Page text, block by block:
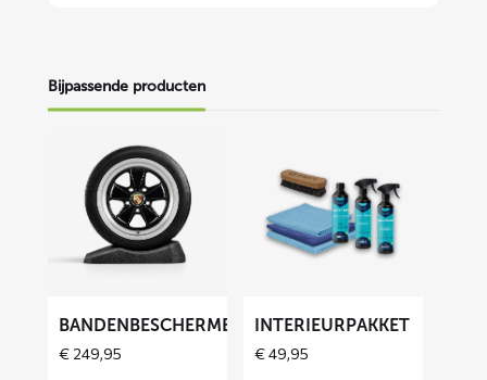
Bijpassende producten
Bandenbeschermers
BANDENBESCHERMERS
€ 249,95
Interieurpakket
INTERIEURPAKKET
€49,95